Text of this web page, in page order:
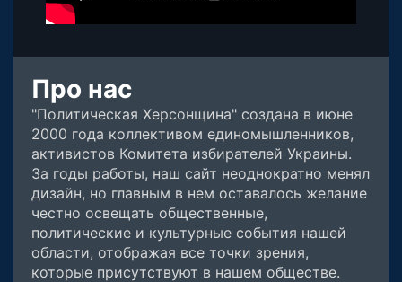
Про нас
"Политическая Херсонщина" создана в июне
2000 года коллективом единомышленников,
активистов Комитета избирателей Украины.
За годы работы, наш сайт неоднократно менял
дизайн, но главным в нем оставалось желание
честно освещать общественные,
политические и культурные события нашей
области, отображая все точки зрения,
которые присутствуют в нашем обществе.